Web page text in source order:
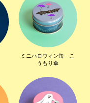
ミニハロウィン缶 こ
うもり傘